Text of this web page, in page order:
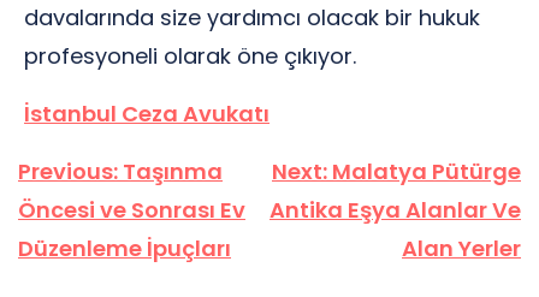
davalarında size yardımcı olacak bir hukuk
profesyoneli olarak öne çıkıyor.
İstanbul Ceza Avukatı
Yazı
gezinmesi
Previous: Taşınma
Öncesi ve Sonrası Ev
Düzenleme İpuçları
Next: Malatya Pütürge
Antika Eşya Alanlar Ve
Alan Yerler